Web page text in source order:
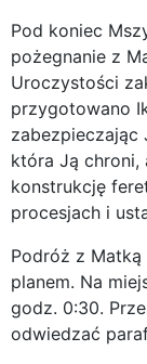
Pod koniec
pożegnanie z
Uroczystości
przygotowano
zabezpieczając
która Ją chroni,
konstrukcję
procesjach i
Podróż z Matką
planem. Na
godz. 0:30.
odwiedzać